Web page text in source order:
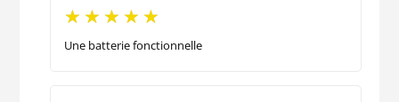
Une batterie fonctionnelle